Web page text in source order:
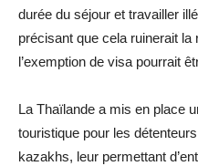
durée du séjour et travailler
précisant que cela ruinerait la
l’exemption de visa pourrait
La Thaïlande a mis en place
touristique pour les
kazakhs, leur permettant